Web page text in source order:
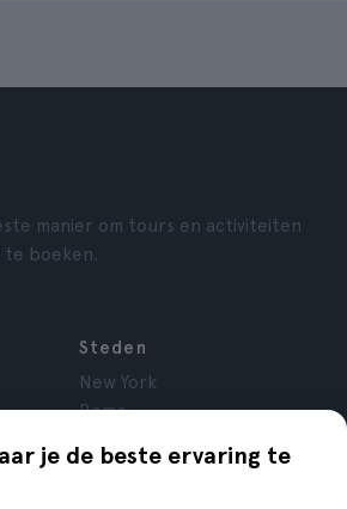
je de beste ervaring te
manier om tours en activiteiten
te boeken.
Steden
New York
Rome
Londen